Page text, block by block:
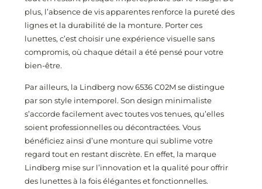
plus, l’absence de vis apparentes renforce la pureté des
lignes et la durabilité de la monture. Porter ces
lunettes, c’est choisir une expérience visuelle sans
compromis, où chaque détail a été pensé pour votre
bien-être.
Par ailleurs, la Lindberg now 6536 C02M se distingue
par son style intemporel. Son design minimaliste
s’accorde facilement avec toutes vos tenues, qu’elles
soient professionnelles ou décontractées. Vous
bénéficiez ainsi d’une monture qui sublime votre
regard tout en restant discrète. En effet, la marque
Lindberg mise sur l’innovation et la qualité pour offrir
des lunettes à la fois élégantes et fonctionnelles.